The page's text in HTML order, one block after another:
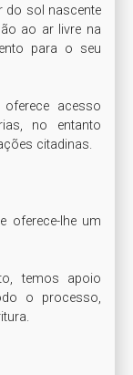
do sol nascente
ao ar livre na
para o seu
acesso
no entanto
citadinas.
oferece-lhe um
temos apoio
o processo,